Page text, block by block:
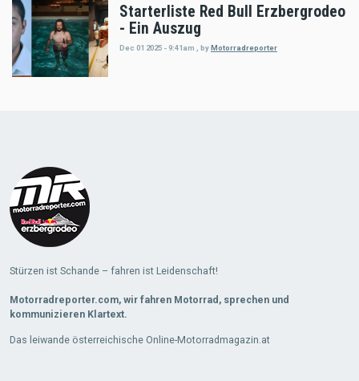
Starterliste Red Bull Erzbergrodeo
- Ein Auszug
Dec 01 2025 - 9:41am , by Motorradreporter
Stürzen ist Schande – fahren ist Leidenschaft!
Motorradreporter.com, wir fahren Motorrad, sprechen und
kommunizieren Klartext.
Das leiwande österreichische Online-Motorradmagazin.at